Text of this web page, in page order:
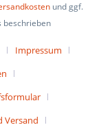
und ggf.
beschrieben
Impressum
Versand